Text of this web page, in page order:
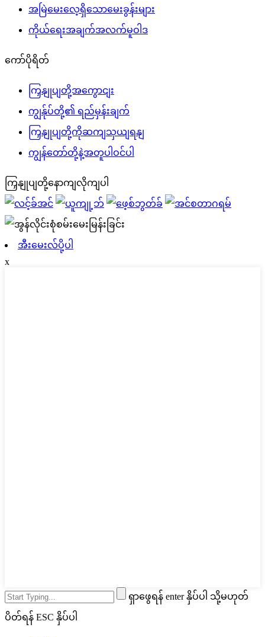
အမြဲမေးလေ့ရှိသောမေးခွန်းများ
ကိုယ်ရေးအချက်အလက်မူဝါဒ
ကော်ပိုရိတ်
ကြှနျုပျတို့အကွောငျး
ကျွန်ုပ်တို့၏ ရည်မှန်းချက်
ကြှနျုပျတို့ကိုဆကျသှယျရနျ
ကျွန်တော်တို့နဲ့အတူပါဝင်ပါ
ကြှနျုပျတို့နောကျလိုကျပါ
အီးမေးလ်ပို့ပါ
x
ရှာဖွေရန် enter နှိပ်ပါ သို့မဟုတ်
ပိတ်ရန် ESC နှိပ်ပါ